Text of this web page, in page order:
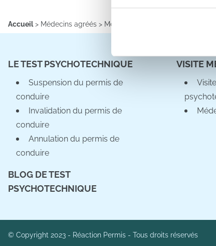
. Vous pouvez
partenaires de médias
vous leur avez fournies
Accueil> Médecins agréés > Médecins agréés
LE TEST PSYCHOTECHNIQUE
Suspension du permis de
conduire
Invalidation du permis de
conduire
Annulation du permis de
conduire
BLOG DE TEST
PSYCHOTECHNIQUE
VISITE
© Copyright 2023 - Réaction Permis - Tous droits réservés